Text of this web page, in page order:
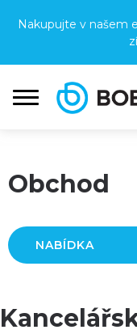
Nakupujte v našem
Obchod
NABÍDKA